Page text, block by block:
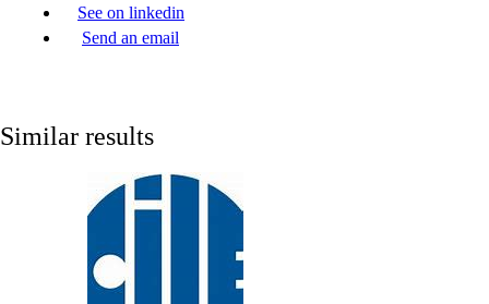
See on linkedin
Send an email
Similar results